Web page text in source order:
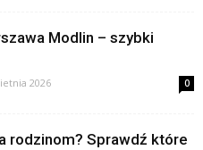
Modlin – szybki
2026 0
rodzinom? Sprawdź które